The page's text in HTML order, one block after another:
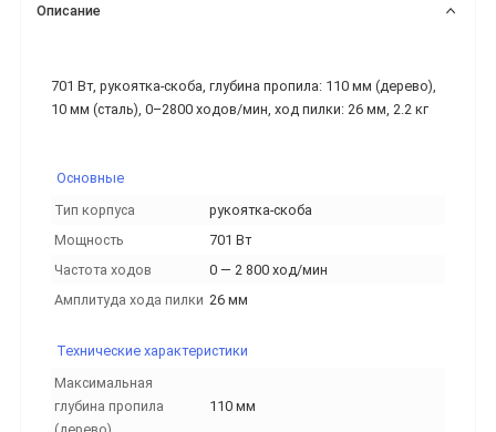
Описание
701 Вт, рукоятка-скоба, глубина пропила: 110 мм (дерево),
10 мм (сталь), 0–2800 ходов/мин, ход пилки: 26 мм, 2.2 кг
Основные
Тип корпуса
рукоятка-скоба
Мощность
701 Вт
Частота ходов
0 — 2 800 ход/мин
Амплитуда хода пилки 26 мм
Технические характеристики
Максимальная
глубина пропила
110 мм